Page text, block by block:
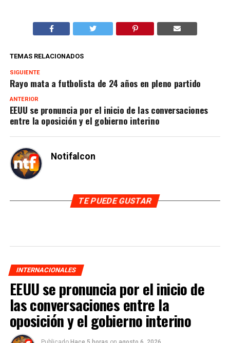
TEMAS RELACIONADOS
SIGUIENTE
Rayo mata a futbolista de 24 años en pleno partido
ANTERIOR
EEUU se pronuncia por el inicio de las conversaciones
entre la oposición y el gobierno interino
Notifalcon
TE PUEDE GUSTAR
INTERNACIONALES
EEUU se pronuncia por el inicio de
las conversaciones entre la
oposición y el gobierno interino